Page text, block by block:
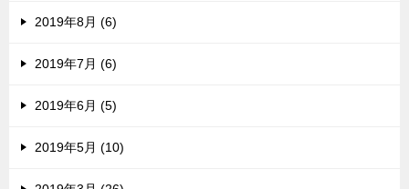
2019年8月 (6)
2019年7月 (6)
2019年6月 (5)
2019年5月 (10)